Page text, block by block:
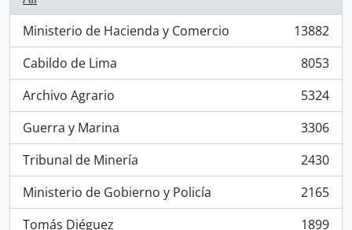
Ministerio de Hacienda y Comercio
, 13882 results
13882
Cabildo de Lima
, 8053 results
8053
Archivo Agrario
, 5324 results
5324
Guerra y Marina
, 3306 results
3306
Tribunal de Minería
, 2430 results
2430
Ministerio de Gobierno y Policía
, 2165 results
2165
Tomás Diéguez
1899